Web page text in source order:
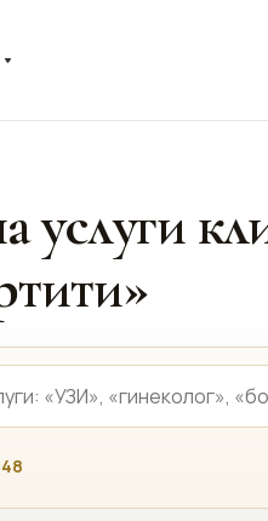
услуги